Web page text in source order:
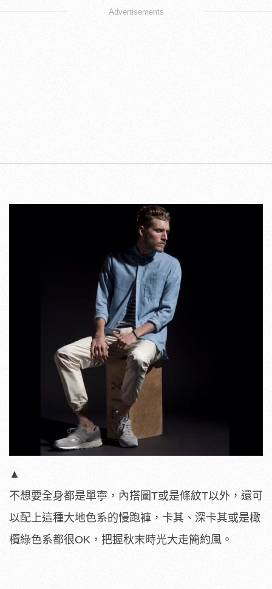
Advertisements
▲
不想要全身都是單寧，內搭圖T或是條紋T以外，還可
以配上這種大地色系的慢跑褲，卡其、深卡其或是橄
欖綠色系都很OK，把握秋末時光大走簡約風。